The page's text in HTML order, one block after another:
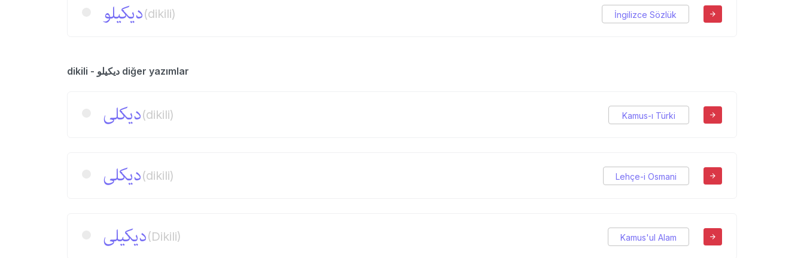
دیكیلو(dikili) İngilizce Sözlük
dikili - دیكیلو diğer yazımlar
دیكلی(dikili) Kamus-ı Türki
دیكلی(dikili) Lehçe-i Osmani
دیكیلی(Dikili) Kamus'ul Alam